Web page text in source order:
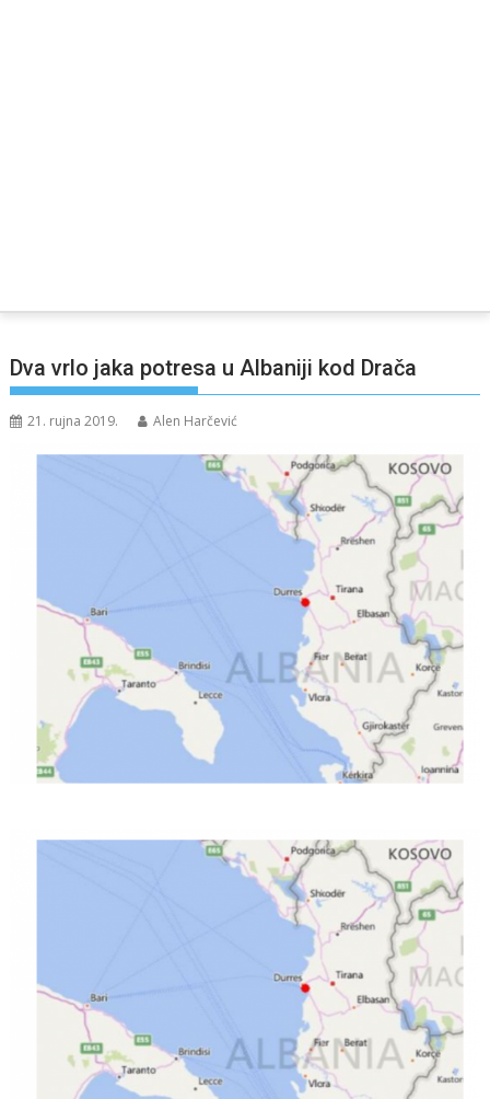
Dva vrlo jaka potresa u Albaniji kod Drača
21. rujna 2019. Alen Harčević